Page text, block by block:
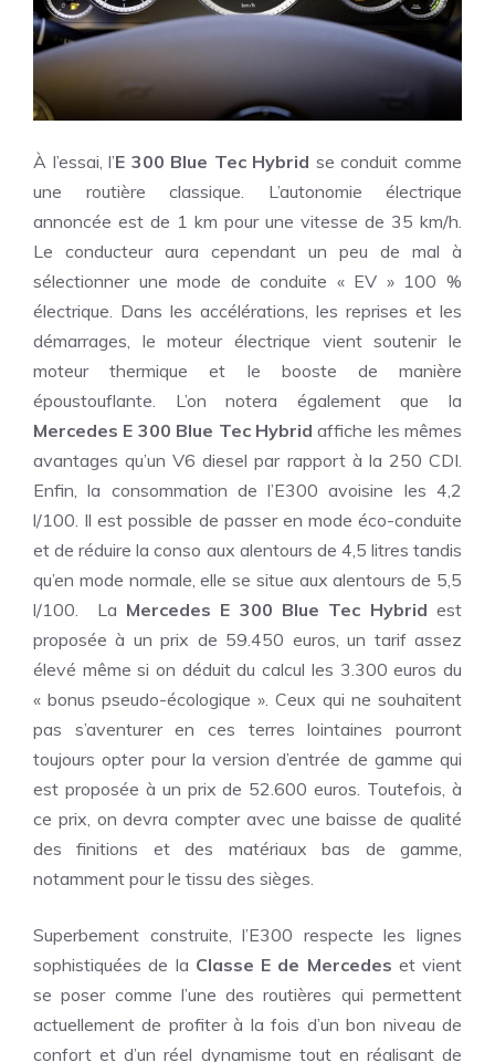
À l’essai, l’E 300 Blue Tec Hybrid se conduit comme
une routière classique. L’autonomie électrique
annoncée est de 1 km pour une vitesse de 35 km/h.
Le conducteur aura cependant un peu de mal à
sélectionner une mode de conduite « EV » 100 %
électrique. Dans les accélérations, les reprises et les
démarrages, le moteur électrique vient soutenir le
moteur thermique et le booste de manière
époustouflante. L’on notera également que la
Mercedes E 300 Blue Tec Hybridaffiche les mêmes
avantages qu’un V6 diesel par rapport à la 250 CDI.
Enfin, la consommation de l’E300 avoisine les 4,2
l/100. Il est possible de passer en mode éco-conduite
et de réduire la conso aux alentours de 4,5 litres tandis
qu’en mode normale, elle se situe aux alentours de 5,5
l/100. La Mercedes E 300 Blue Tec Hybrid est
proposée à un prix de 59.450 euros, un tarif assez
élevé même si on déduit du calcul les 3.300 euros du
« bonus pseudo-écologique ». Ceux qui ne souhaitent
pas s’aventurer en ces terres lointaines pourront
toujours opter pour la version d’entrée de gamme qui
est proposée à un prix de 52.600 euros. Toutefois, à
ce prix, on devra compter avec une baisse de qualité
des finitions et des matériaux bas de gamme,
notamment pour le tissu des sièges.
Superbement construite, l’E300 respecte les lignes
sophistiquées de la Classe E de Mercedes et vient
se poser comme l’une des routières qui permettent
actuellement de profiter à la fois d’un bon niveau de
confort et d’un réel dynamisme tout en réalisant de